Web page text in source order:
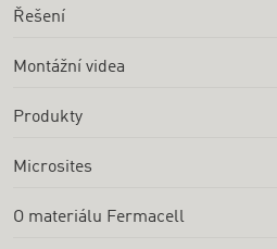
Řešení
Montážní videa
Produkty
Microsites
O materiálu Fermacell